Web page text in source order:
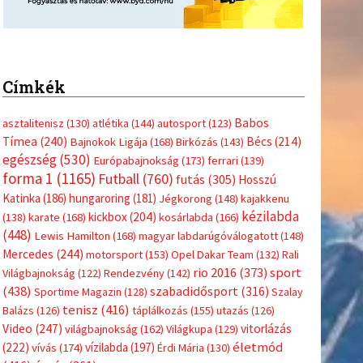
Címkék
asztalitenisz (130) atlétika (144) autosport(123) Babos
Tímea (240) Bajnokok Ligája (168) Birkózás (143) Bécs (214)
egészség(530) Európabajnokság (173) ferrari (139)
forma 1 (1165) Futball(760) futás (305) Hosszú
Katinka (186) hungaroring (181) Jégkorong (148) kajakkenu
(138) karate (168) kickbox(204) kosárlabda (166) kézilabda
(448) Lewis Hamilton (168) magyar labdarúgóválogatott(148)
Mercedes (244) motorsport(153) Opel Dakar Team (132) Rali
Világbajnokság (122) Rendezvény(142) rio 2016 (373) sport
(438) Sportime Magazin (128) szabadidősport (316) Szalay
Balázs (126) tenisz (416) táplálkozás (155) utazás (126)
Video (247) világbajnokság (162) Világkupa (129) vitorlázás
(222) vívás (174) vízilabda (197) Érdi Mária (130) életmód